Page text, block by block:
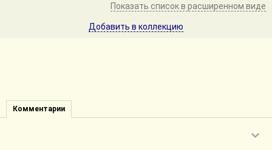
Показать список в расширенном виде
Добавить в коллекцию
Комментарии